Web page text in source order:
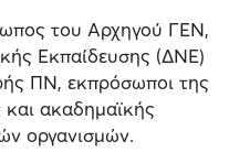
του Αρχηγού ΓΕΝ,
Εκπαίδευσης (ΔΝΕ)
ΠΝ, εκπρόσωποι της
και ακαδημαϊκής
οργανισμών.